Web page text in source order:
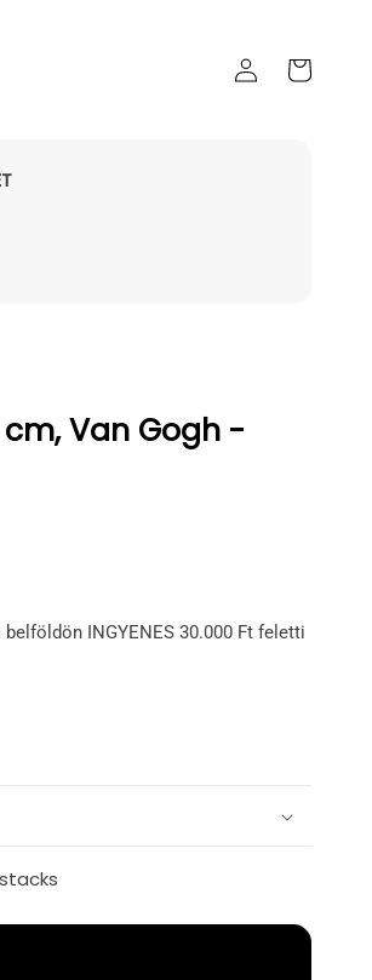
Bejelentkezés
kosara
Van Gogh -
INGYENES 30.000 Ft feletti